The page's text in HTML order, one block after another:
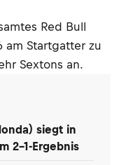
Red Bull
am Startgatter zu
Sextons an.
siegt in
2-1-Ergebnis